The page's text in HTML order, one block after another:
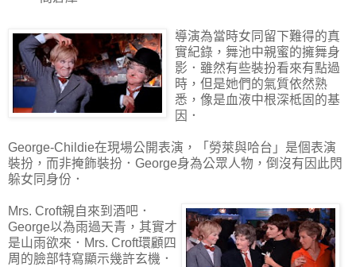
導演為當時女同留下難得的真
實紀錄，舞池中親蜜的擁舞身
影．雖然有些裝扮看來有點過
時，但是她們的氣質依然熟
悉，像是血液中根深柢固的基
因．
George-Childie在現場公開表演，「勞萊與哈台」是個表演
裝扮，而非掩飾裝扮．George身為公眾人物，倒沒有因此閃
躲女同身份．
Mrs. Croft親自來到酒吧．
George以為雨過天青，其實才
是山雨欲來．Mrs. Croft環顧四
周的臉部特寫顯示幾許玄機．